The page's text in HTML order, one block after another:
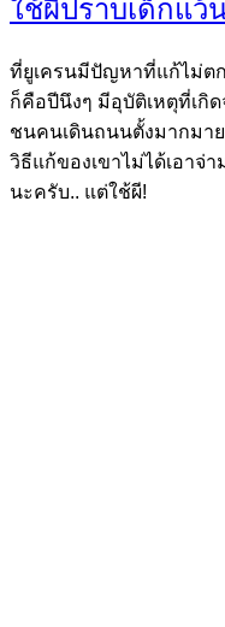
ใช้ผีปราบเด็กแว้
ที่ยูเครนมีปัญหาที่แก้ไม่ต
ก็คือปีนึงๆ มีอุบัติเหตุที่เกิ
ชนคนเดินถนนตั้งมากมาย
วิธีแก้ของเขาไม่ได้เอาจ่
นะครับ.. แต่ใช้ผี!